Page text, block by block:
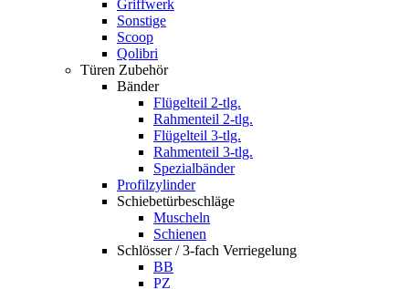
Griffwerk
Sonstige
Scoop
Qolibri
Türen Zubehör
Bänder
Flügelteil 2-tlg.
Rahmenteil 2-tlg.
Flügelteil 3-tlg.
Rahmenteil 3-tlg.
Spezialbänder
Profilzylinder
Schiebetürbeschläge
Muscheln
Schienen
Schlösser / 3-fach Verriegelung
BB
PZ